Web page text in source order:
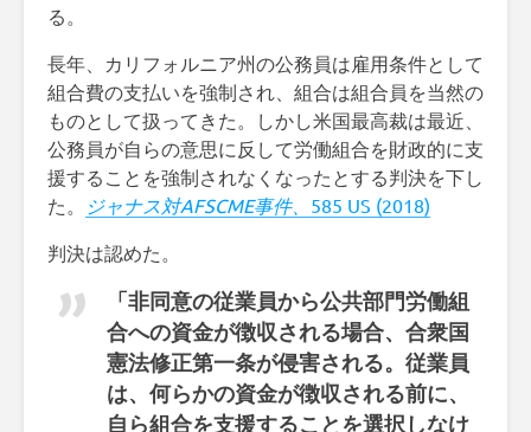
る。
長年、カリフォルニア州の公務員は雇用条件として
組合費の支払いを強制され、組合は組合員を当然の
ものとして扱ってきた。しかし米国最高裁は最近、
公務員が自らの意思に反して労働組合を財政的に支
援することを強制されなくなったとする判決を下し
た。
ジャナス対AFSCME事件、 585 US (2018)
判決は認めた。
「非同意の従業員から公共部門労働組
合への資金が徴収される場合、合衆国
憲法修正第一条が侵害される。従業員
は、何らかの資金が徴収される前に、
自ら組合を支援することを選択しなけ